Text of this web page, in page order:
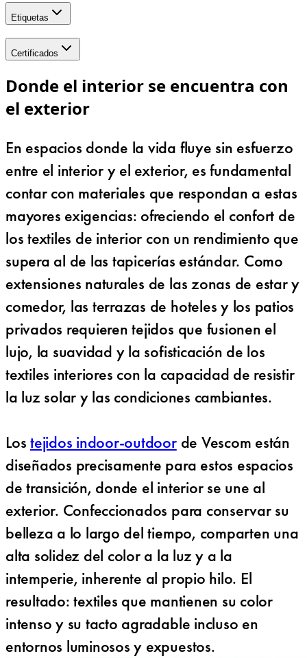
Etiquetas
Certificados
Donde el interior se encuentra con
el exterior
En espacios donde la vida fluye sin esfuerzo
entre el interior y el exterior, es fundamental
contar con materiales que respondan a estas
mayores exigencias: ofreciendo el confort de
los textiles de interior con un rendimiento que
supera al de las tapicerías estándar. Como
extensiones naturales de las zonas de estar y
comedor, las terrazas de hoteles y los patios
privados requieren tejidos que fusionen el
lujo, la suavidad y la sofisticación de los
textiles interiores con la capacidad de resistir
la luz solar y las condiciones cambiantes.
Lostejidos indoor-outdoorde Vescom están
diseñados precisamente para estos espacios
de transición, donde el interior se une al
exterior. Confeccionados para conservar su
belleza a lo largo del tiempo, comparten una
alta solidez del color a la luz y a la
intemperie, inherente al propio hilo. El
resultado: textiles que mantienen su color
intenso y su tacto agradable incluso en
entornos luminosos y expuestos.